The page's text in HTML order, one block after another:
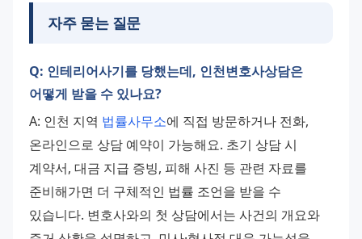
자주 묻는 질문
Q: 인테리어사기를 당했는데, 인천변호사상담은
어떻게 받을 수 있나요?
A: 인천 지역 법률사무소에 직접 방문하거나 전화,
온라인으로 상담 예약이 가능해요. 초기 상담 시
계약서, 대금 지급 증빙, 피해 사진 등 관련 자료를
준비해가면 더 구체적인 법률 조언을 받을 수
있습니다. 변호사와의 첫 상담에서는 사건의 개요와